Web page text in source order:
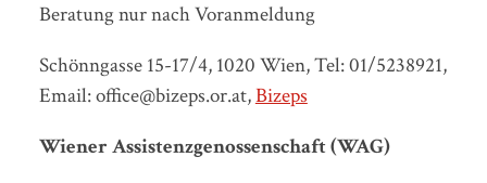
Beratung nur nach Voranmeldung
Schönngasse 15-17/4, 1020 Wien, Tel: 01/5238921,
Email: office@bizeps.or.at,Bizeps
Wiener Assistenzgenossenschaft (WAG)